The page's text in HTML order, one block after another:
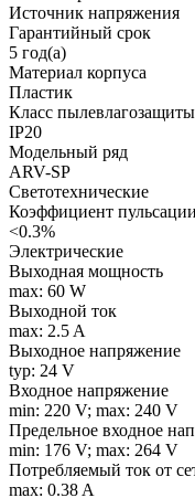
Источник напряжения
Гарантийный срок
5 год(а)
Материал корпуса
Пластик
Класс пылевлагозащиты
IP20
Модельный ряд
ARV-SP
Светотехнические
Коэффициент
<0.3%
Электрические
Выходная мощность
max: 60 W
Выходной ток
max: 2.5 A
Выходное напряжение
typ: 24 V
Входное напряжение
min: 220 V; max: 240 V
Предельное входное
min: 176 V; max: 264 V
Потребляемый ток от
max: 0.38 A